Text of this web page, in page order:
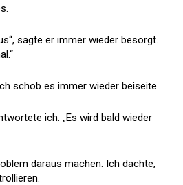
sagte er immer wieder besorgt.
schob es immer wieder beiseite.
ich. „Es wird bald wieder
daraus machen. Ich dachte,